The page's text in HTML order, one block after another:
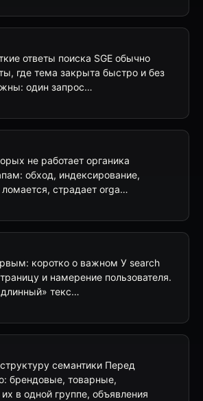
ответы поиска SGE обычно
где тема закрыта быстро и без
один запрос…
не работает органика
обход, индексирование,
страдает orga…
коротко о важном У search
и намерение пользователя.
текс…
семантики Перед
брендовые, товарные,
в одной группе, объявления